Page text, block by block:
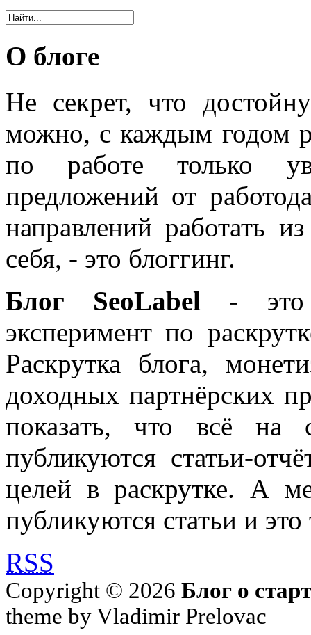
О блоге
Не секрет, что
можно, с каждым годом
по работе только
предложений от
направлений работать
себя, - это блоггинг.
Блог SeoLabel - это
эксперимент по
Раскрутка блога,
доходных партнёрских
показать, что всё на
публикуются статьи-
целей в раскрутке. А
публикуются статьи и
RSS
Copyright © 2026 Блог о
theme by Vladimir Prelovac